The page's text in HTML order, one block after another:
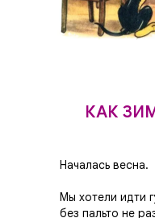
КАК
Началась весна.
Мы хотели идти
без пальто не